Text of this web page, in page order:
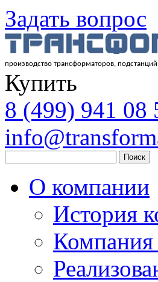
Задать вопрос
производство трансформаторов,
Купить
8 (499) 941 08
Поиск
О компании
История
Компания